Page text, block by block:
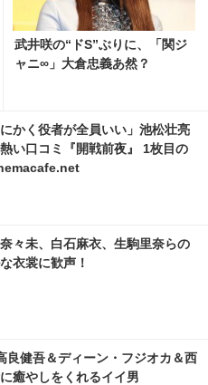
武井咲の“ドS”ぶりに、「関ジ
ャニ∞」大倉忠義あ然？
かく役者が全員いい」池松壮亮
い口コミ『開戦前夜』 1枚目の
奈々未、白石麻衣、生駒里奈らの
衣裳に歓声！
良健吾＆ディーン・フジオカ＆西
癒やしをくれるイイ男